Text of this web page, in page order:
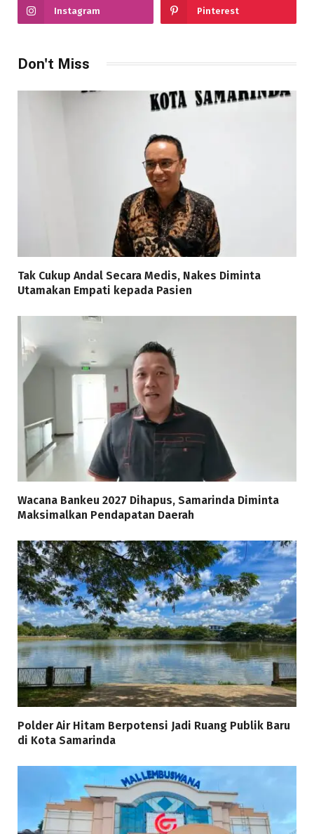
Instagram Pinterest
Don't Miss
Tak Cukup Andal Secara Medis, Nakes Diminta
Utamakan Empati kepada Pasien
Wacana Bankeu 2027 Dihapus, Samarinda Diminta
Maksimalkan Pendapatan Daerah
Polder Air Hitam Berpotensi Jadi Ruang Publik Baru
di Kota Samarinda